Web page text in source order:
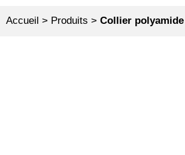
Accueil > Produits > Collier